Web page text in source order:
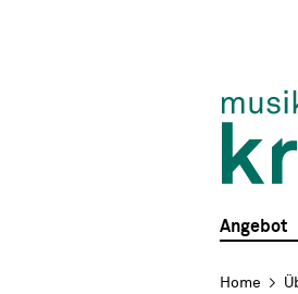
Navigieren
Angebot
Home